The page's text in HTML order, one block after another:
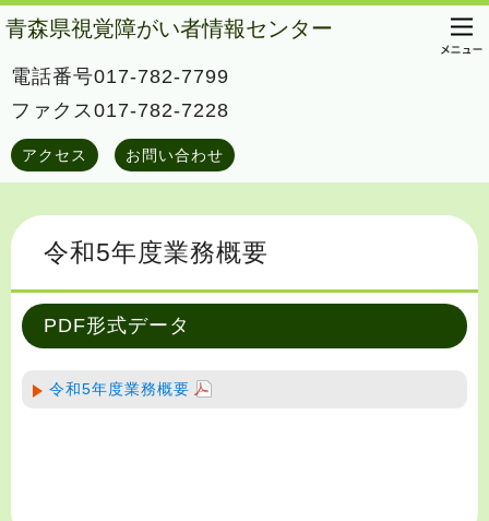
青森県視覚障がい者情報センター
電話番号017-782-7799
ファクス017-782-7228
アクセス お問い合わせ
令和5年度業務概要
PDF形式データ
令和5年度業務概要